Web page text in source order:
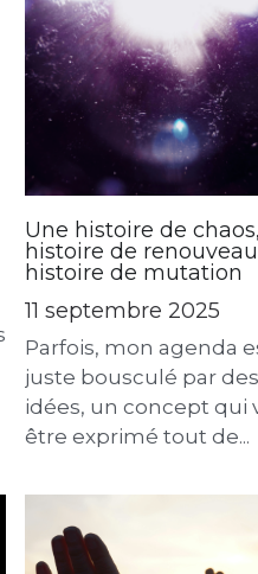
Une histoire de
histoire de
histoire de mutation
11 septembre 2025
Parfois, mon agenda
être exprimé tout de...